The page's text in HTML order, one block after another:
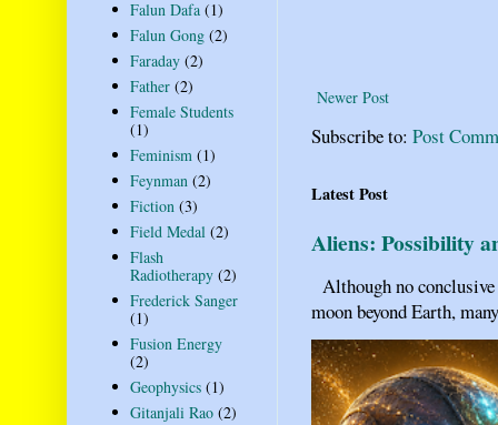
Newer Post
Subscribe to: Post
Latest Post
Aliens: Possibility
Although no
moon beyond Earth,
Falun Dafa (1)
Falun Gong (2)
Faraday (2)
Father (2)
Female Students
(1)
Feminism (1)
Feynman (2)
Fiction (3)
Field Medal (2)
Flash
Radiotherapy (2)
Frederick Sanger
(1)
Fusion Energy
(2)
Geophysics (1)
Gitanjali Rao (2)